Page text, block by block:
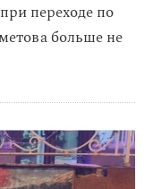
переходе по
больше не